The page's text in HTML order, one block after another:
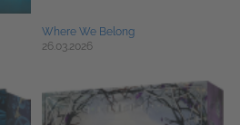
Where We Belong
26.03.2026